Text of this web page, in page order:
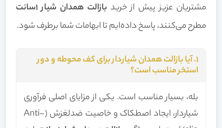
مشتریان عزیز پیش از خرید بازالت همدان شیار 1سانت
مطرح می‌کنند، پاسخ داده‌ایم تا ابهامات شما برطرف شود.
۱. آیا بازالت همدان شیاردار برای کف محوطه و دور
استخر مناسب است؟
بله، بسیار مناسب است. یکی از مزایای اصلی فرآوری
شیاردار، ایجاد اصطکاک و خاصیت ضدلغزش (Anti-